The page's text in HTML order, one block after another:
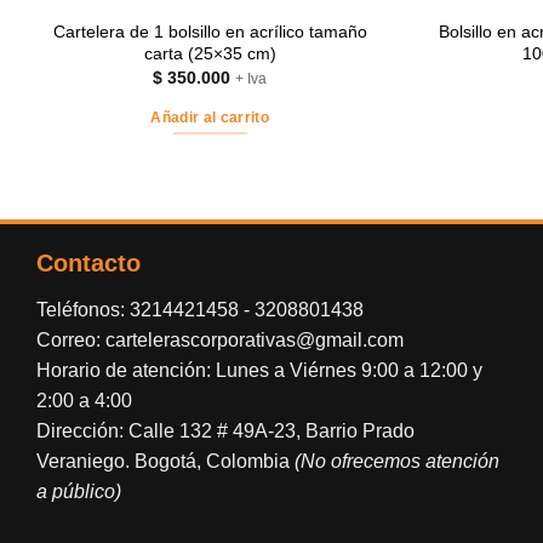
Cartelera de 1 bolsillo en acrílico tamaño
carta (25×35 cm)
$ 350.000 + Iva
Añadir al carrito
Bolsillo en
Contacto
Teléfonos: 3214421458 - 3208801438
Correo: cartelerascorporativas@gmail.com
Horario de atención: Lunes a Viérnes 9:00 a 12:00 y
2:00 a 4:00
Dirección: Calle 132 # 49A-23, Barrio Prado
Veraniego. Bogotá, Colombia (No ofrecemos atención
a público)